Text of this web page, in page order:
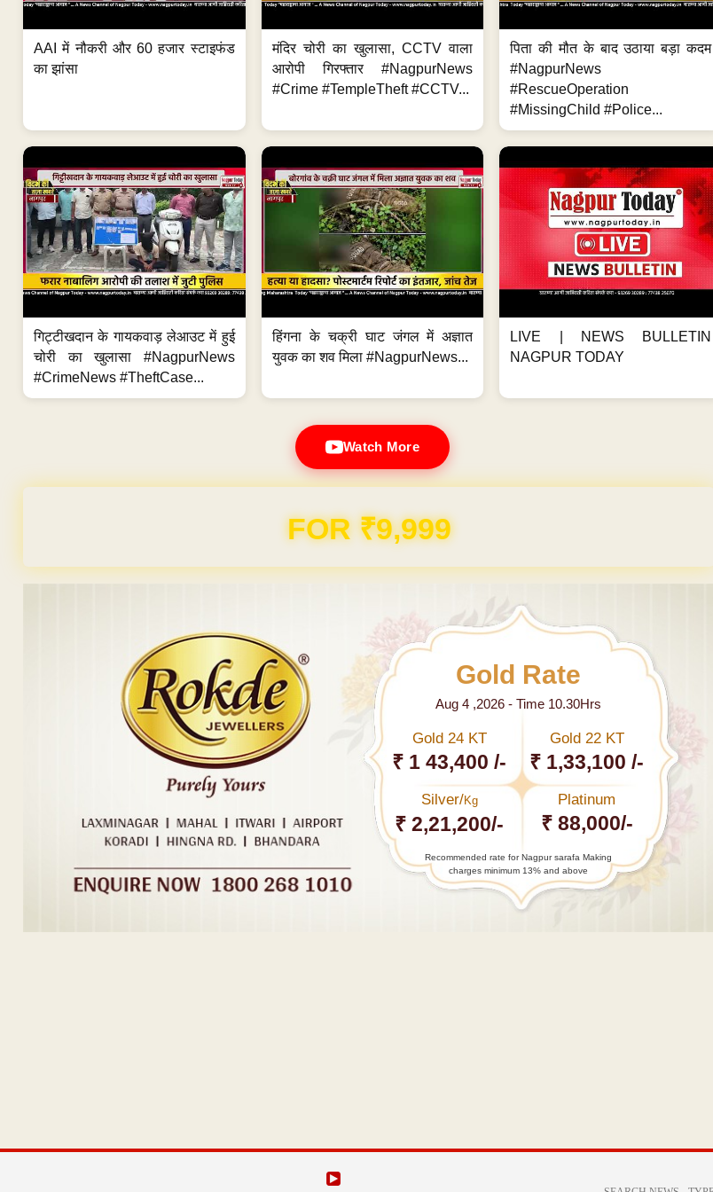
AAI में नौकरी और 60 हजार स्टाइफंड
का झांसा
मंदिर चोरी का खुलासा, CCTV वाला
आरोपी गिरफ्तार #NagpurNews
#Crime #TempleTheft #CCTV...
पिता की मौत के बाद उठाया बड़ा कदम
#NagpurNews
#RescueOperation
#MissingChild #Police...
गिट्टीखदान के गायकवाड़ लेआउट में हुई
चोरी का खुलासा #NagpurNews
#CrimeNews #TheftCase...
हिंगना के चक्री घाट जंगल में अज्ञात
युवक का शव मिला #NagpurNews...
LIVE | NEWS BULLETIN
NAGPUR TODAY
Watch More
Domain & Hosting FREE for 1 Year
Gold Rate
Aug 4 ,2026 - Time 10.30Hrs
Gold 24 KT
₹ 1 43,400 /-
Gold 22 KT
₹ 1,33,100 /-
Silver/Kg
₹ 2,21,200/-
Platinum
₹ 88,000/-
Recommended rate for Nagpur sarafa Making
charges minimum 13% and above